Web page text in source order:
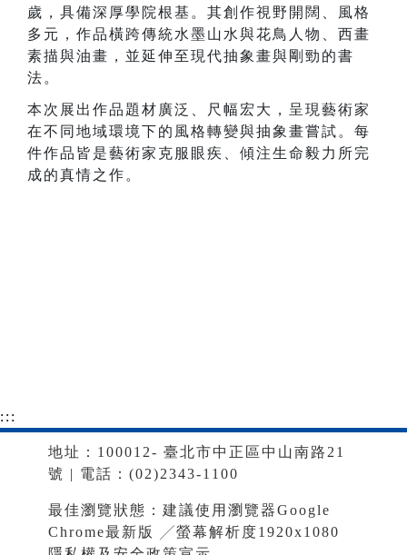
歲，具備深厚學院根基。其創作視野開闊、風格
多元，作品橫跨傳統水墨山水與花鳥人物、西畫
素描與油畫，並延伸至現代抽象畫與剛勁的書
法。
本次展出作品題材廣泛、尺幅宏大，呈現藝術家
在不同地域環境下的風格轉變與抽象畫嘗試。每
件作品皆是藝術家克服眼疾、傾注生命毅力所完
成的真情之作。
:::
地址：100012- 臺北市中正區中山南路21
號 | 電話：(02)2343-1100
最佳瀏覽狀態：建議使用瀏覽器Google
Chrome最新版 ╱螢幕解析度1920x1080